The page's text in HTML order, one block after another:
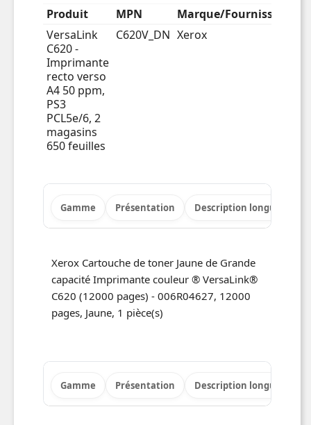
Produit MPN
Marque/Fournisseur
VersaLink
C620 -
Imprimante
recto verso
A4 50 ppm,
PS3
PCL5e/6, 2
magasins
650 feuilles
C620V_DN Xerox
Gamme Présentation Description longue
Xerox Cartouche de toner Jaune de Grande
capacité Imprimante couleur ® VersaLink®
C620 (12000 pages) - 006R04627, 12000
pages, Jaune, 1 pièce(s)
Gamme Présentation Description longue